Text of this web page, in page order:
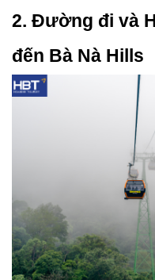
2. Đường đi và
đến Bà Nà Hills